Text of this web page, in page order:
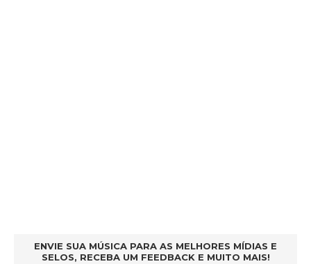
ENVIE SUA MÚSICA PARA AS MELHORES MÍDIAS E
SELOS, RECEBA UM FEEDBACK E MUITO MAIS!